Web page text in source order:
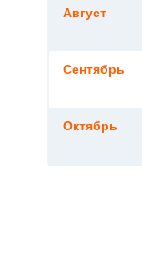
Август
Сентябрь
Октябрь